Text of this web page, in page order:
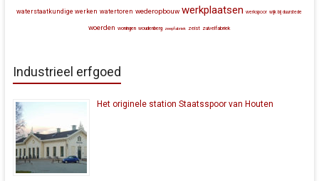
waterstaatkundige werken watertoren wederopbouw werkplaatsen werkspoor wijk bij duurstede
woerden woningen woudenberg zeepfabriek zeist zuivelfabriek
Industrieel erfgoed
Het originele station Staatsspoor van Houten